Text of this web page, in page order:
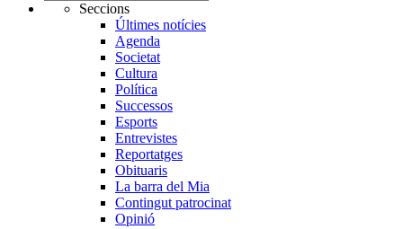
Seccions
Últimes notícies
Agenda
Societat
Cultura
Política
Successos
Esports
Entrevistes
Reportatges
Obituaris
La barra del Mia
Contingut patrocinat
Opinió